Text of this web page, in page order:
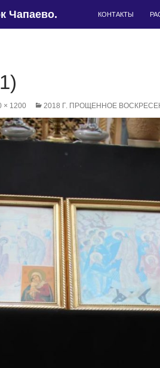
Чапаево.
КОНТАКТЫ
× 1200 2018 Г. ПРОЩЕННОЕ